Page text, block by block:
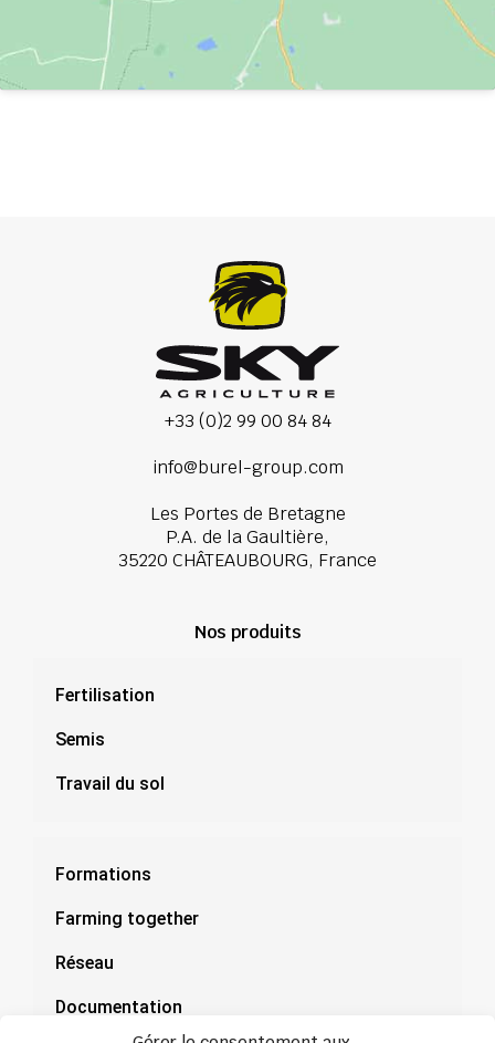
+33 (0)2 99 00 84 84
info@burel-group.com
Les Portes de Bretagne
P.A. de la Gaultière,
35220 CHÂTEAUBOURG, France
Nos produits
Fertilisation
Semis
Travail du sol
Formations
Farming together
Réseau
Documentation